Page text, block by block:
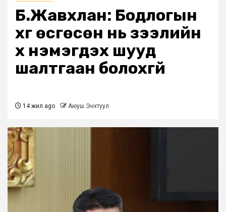
Б.Жавхлан: Бодлогын
хүүг өсгөсөн нь зээлийн
хүү нэмэгдэх шууд
шалтгаан болохгүй
14 жил ago Аюуш Энхтуул